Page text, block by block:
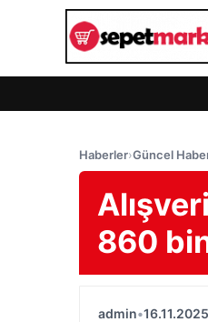
Haberler›Güncel
860
admin•